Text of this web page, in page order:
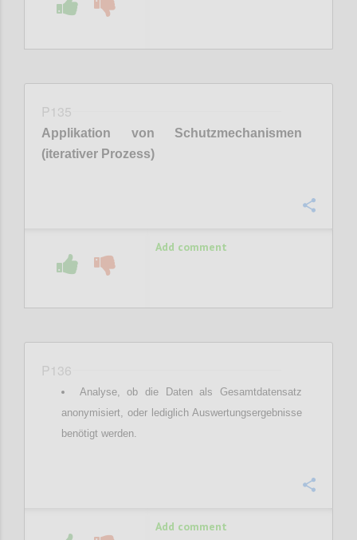
P135
Applikation von Schutzmechanismen
(iterativer Prozess)
Add comment
P136
Analyse, ob die Daten als Gesamtdatensatz
anonymisiert, oder lediglich Auswertungsergebnisse
benötigt werden.
Add comment